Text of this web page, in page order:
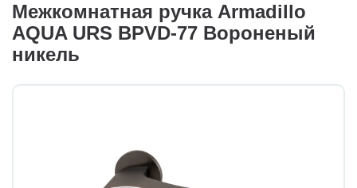
Межкомнатная ручка Armadillo
AQUA URS BPVD-77 Вороненый
никель